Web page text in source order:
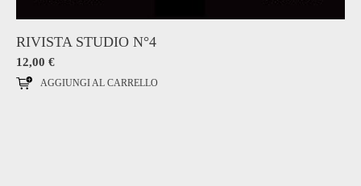
RIVISTA STUDIO N°4
12,00 €
AGGIUNGI AL CARRELLO